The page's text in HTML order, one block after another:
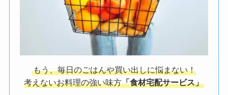
もう、毎日のごはんや買い出しに悩まない！
考えないお料理の強い味方「食材宅配サービス」